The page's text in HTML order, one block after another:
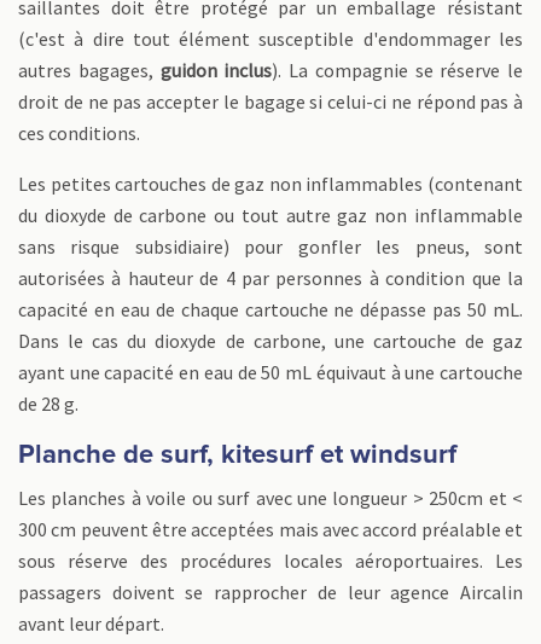
saillantes doit être protégé par un emballage résistant
(c'est à dire tout élément susceptible d'endommager les
autres bagages, guidon inclus). La compagnie se réserve le
droit de ne pas accepter le bagage si celui-ci ne répond pas à
ces conditions.
Les petites cartouches de gaz non inflammables (contenant
du dioxyde de carbone ou tout autre gaz non inflammable
sans risque subsidiaire) pour gonfler les pneus, sont
autorisées à hauteur de 4 par personnes à condition que la
capacité en eau de chaque cartouche ne dépasse pas 50 mL.
Dans le cas du dioxyde de carbone, une cartouche de gaz
ayant une capacité en eau de 50 mL équivaut à une cartouche
de 28 g.
Planche de surf, kitesurf et windsurf
Les planches à voile ou surf avec une longueur > 250cm et <
300 cm peuvent être acceptées mais avec accord préalable et
sous réserve des procédures locales aéroportuaires. Les
passagers doivent se rapprocher de leur agence Aircalin
avant leur départ.